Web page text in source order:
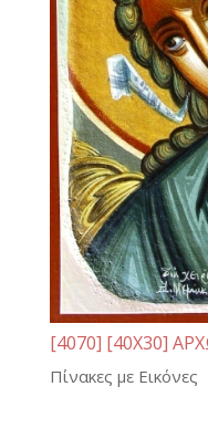
[4070] [40Χ30]
Πίνακες με Εικόνες